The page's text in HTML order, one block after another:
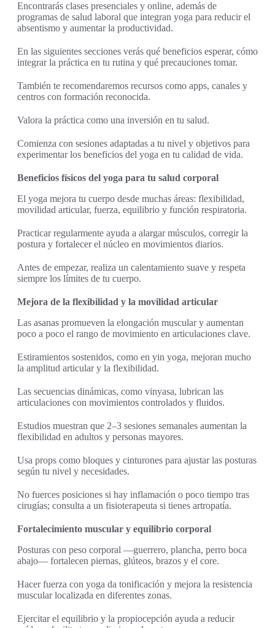
Encontrarás clases presenciales y online, además de
programas de salud laboral que integran yoga para reducir el
absentismo y aumentar la productividad.
En las siguientes secciones verás qué beneficios esperar, cómo
integrar la práctica en tu rutina y qué precauciones tomar.
También te recomendaremos recursos como apps, canales y
centros con formación reconocida.
Valora la práctica como una inversión en tu salud.
Comienza con sesiones adaptadas a tu nivel y objetivos para
experimentar los beneficios del yoga en tu calidad de vida.
Beneficios físicos del yoga para tu salud corporal
El yoga mejora tu cuerpo desde muchas áreas: flexibilidad,
movilidad articular, fuerza, equilibrio y función respiratoria.
Practicar regularmente ayuda a alargar músculos, corregir la
postura y fortalecer el núcleo en movimientos diarios.
Antes de empezar, realiza un calentamiento suave y respeta
siempre los límites de tu cuerpo.
Mejora de la flexibilidad y la movilidad articular
Las asanas promueven la elongación muscular y aumentan
poco a poco el rango de movimiento en articulaciones clave.
Estiramientos sostenidos, como en yin yoga, mejoran mucho
la amplitud articular y la flexibilidad.
Las secuencias dinámicas, como vinyasa, lubrican las
articulaciones con movimientos controlados y fluidos.
Estudios muestran que 2–3 sesiones semanales aumentan la
flexibilidad en adultos y personas mayores.
Usa props como bloques y cinturones para ajustar las posturas
según tu nivel y necesidades.
No fuerces posiciones si hay inflamación o poco tiempo tras
cirugías; consulta a un fisioterapeuta si tienes artropatía.
Fortalecimiento muscular y equilibrio corporal
Posturas con peso corporal —guerrero, plancha, perro boca
abajo— fortalecen piernas, glúteos, brazos y el core.
Hacer fuerza con yoga da tonificación y mejora la resistencia
muscular localizada en diferentes zonas.
Ejercitar el equilibrio y la propiocepción ayuda a reducir